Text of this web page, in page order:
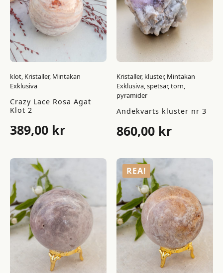
klot, Kristaller, Mintakan
Exklusiva
Crazy Lace Rosa Agat
Klot 2
389,00 kr
Kristaller, kluster, Mintakan
Exklusiva, spetsar, torn,
pyramider
Andekvarts kluster nr 3
860,00 kr
REA!